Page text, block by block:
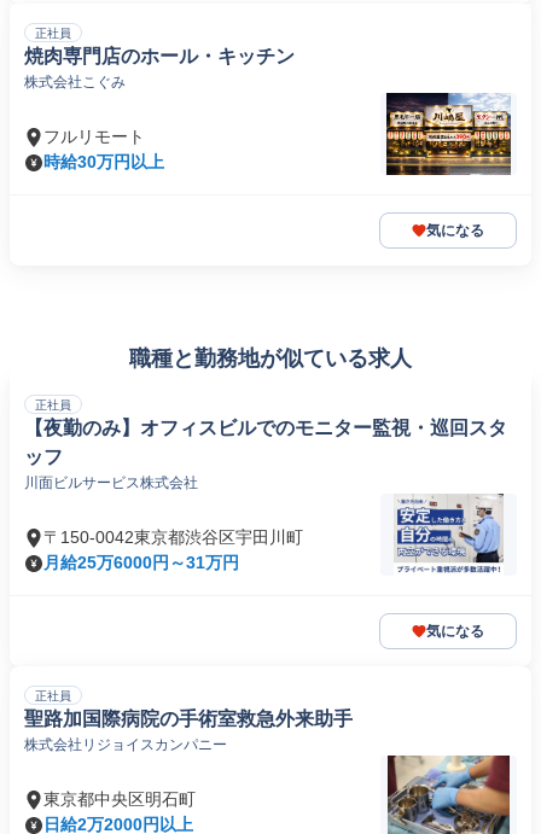
正社員
焼肉専門店のホール・キッチン
株式会社こぐみ
フルリモート
時給30万円以上
気になる
職種と勤務地が似ている求人
正社員
【夜勤のみ】オフィスビルでのモニター監視・巡回スタ
ッフ
川面ビルサービス株式会社
〒150-0042東京都渋谷区宇田川町
月給25万6000円～31万円
気になる
正社員
聖路加国際病院の手術室救急外来助手
株式会社リジョイスカンパニー
東京都中央区明石町
日給2万2000円以上